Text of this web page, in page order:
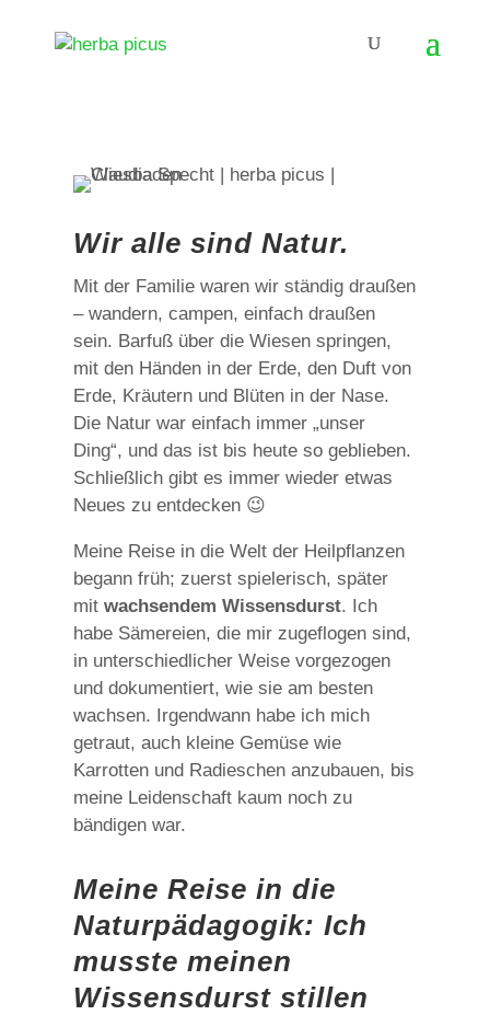
Wir alle sind Natur.
Mit der Familie waren wir ständig draußen
– wandern, campen, einfach draußen
sein. Barfuß über die Wiesen springen,
mit den Händen in der Erde, den Duft von
Erde, Kräutern und Blüten in der Nase.
Die Natur war einfach immer „unser
Ding“, und das ist bis heute so geblieben.
Schließlich gibt es immer wieder etwas
Neues zu entdecken 😉
Meine Reise in die Welt der Heilpflanzen
begann früh; zuerst spielerisch, später
mitwachsendem Wissensdurst. Ich
habe Sämereien, die mir zugeflogen sind,
in unterschiedlicher Weise vorgezogen
und dokumentiert, wie sie am besten
wachsen. Irgendwann habe ich mich
getraut, auch kleine Gemüse wie
Karrotten und Radieschen anzubauen, bis
meine Leidenschaft kaum noch zu
bändigen war.
Meine Reise in die
Naturpädagogik: Ich
musste meinen
Wissensdurst stillen